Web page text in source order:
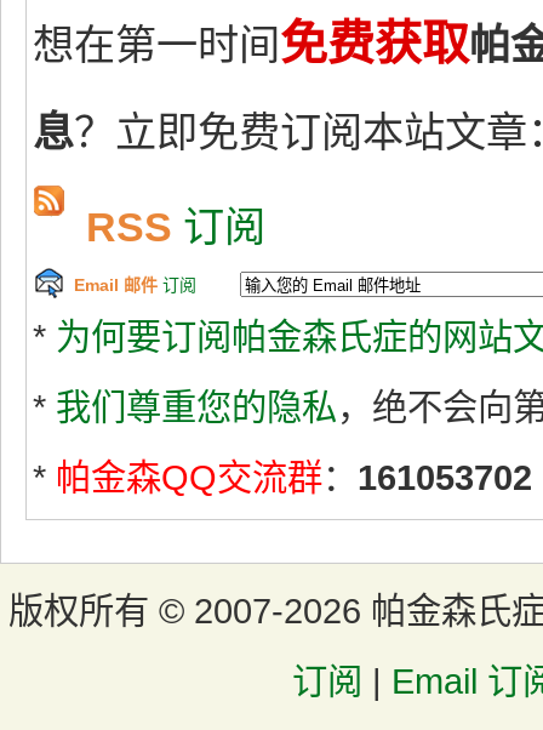
想在第一时间免费获取帕
息？立即免费订阅本站文章
RSS 订阅
Email 邮件 订阅
* 为何要订阅帕金森氏症的网站
* 我们尊重您的隐私，绝不会向
* 帕金森QQ交流群： 161053702
版权所有 © 2007-2026 帕金森氏
订阅 | Email 订